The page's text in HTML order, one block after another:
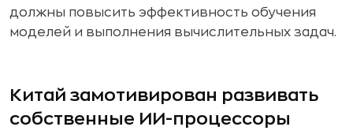
должны повысить эффективность обучения
моделей и выполнения вычислительных задач.
Китай замотивирован развивать
собственные ИИ-процессоры